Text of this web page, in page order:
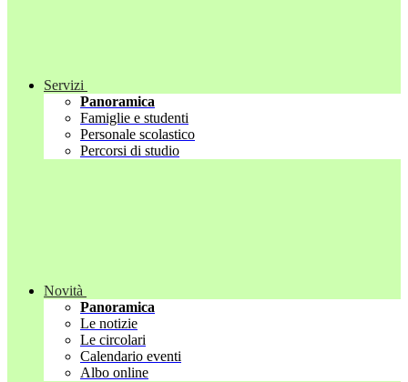
Servizi
Panoramica
Famiglie e studenti
Personale scolastico
Percorsi di studio
Novità
Panoramica
Le notizie
Le circolari
Calendario eventi
Albo online